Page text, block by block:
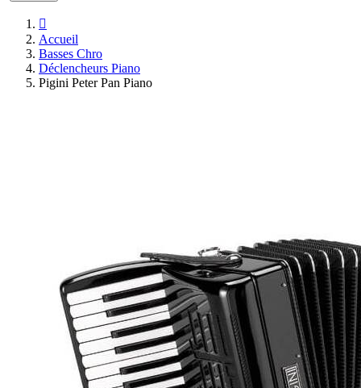

Accueil
Basses Chro
Déclencheurs Piano
Pigini Peter Pan Piano